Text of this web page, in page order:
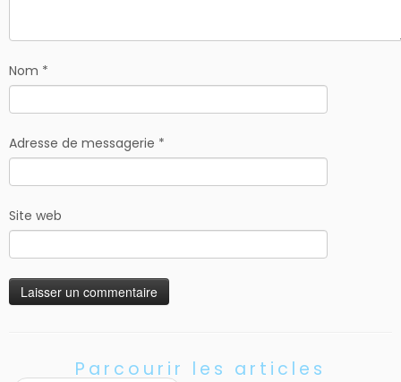
Nom *
Adresse de messagerie *
Site web
Parcourir les articles